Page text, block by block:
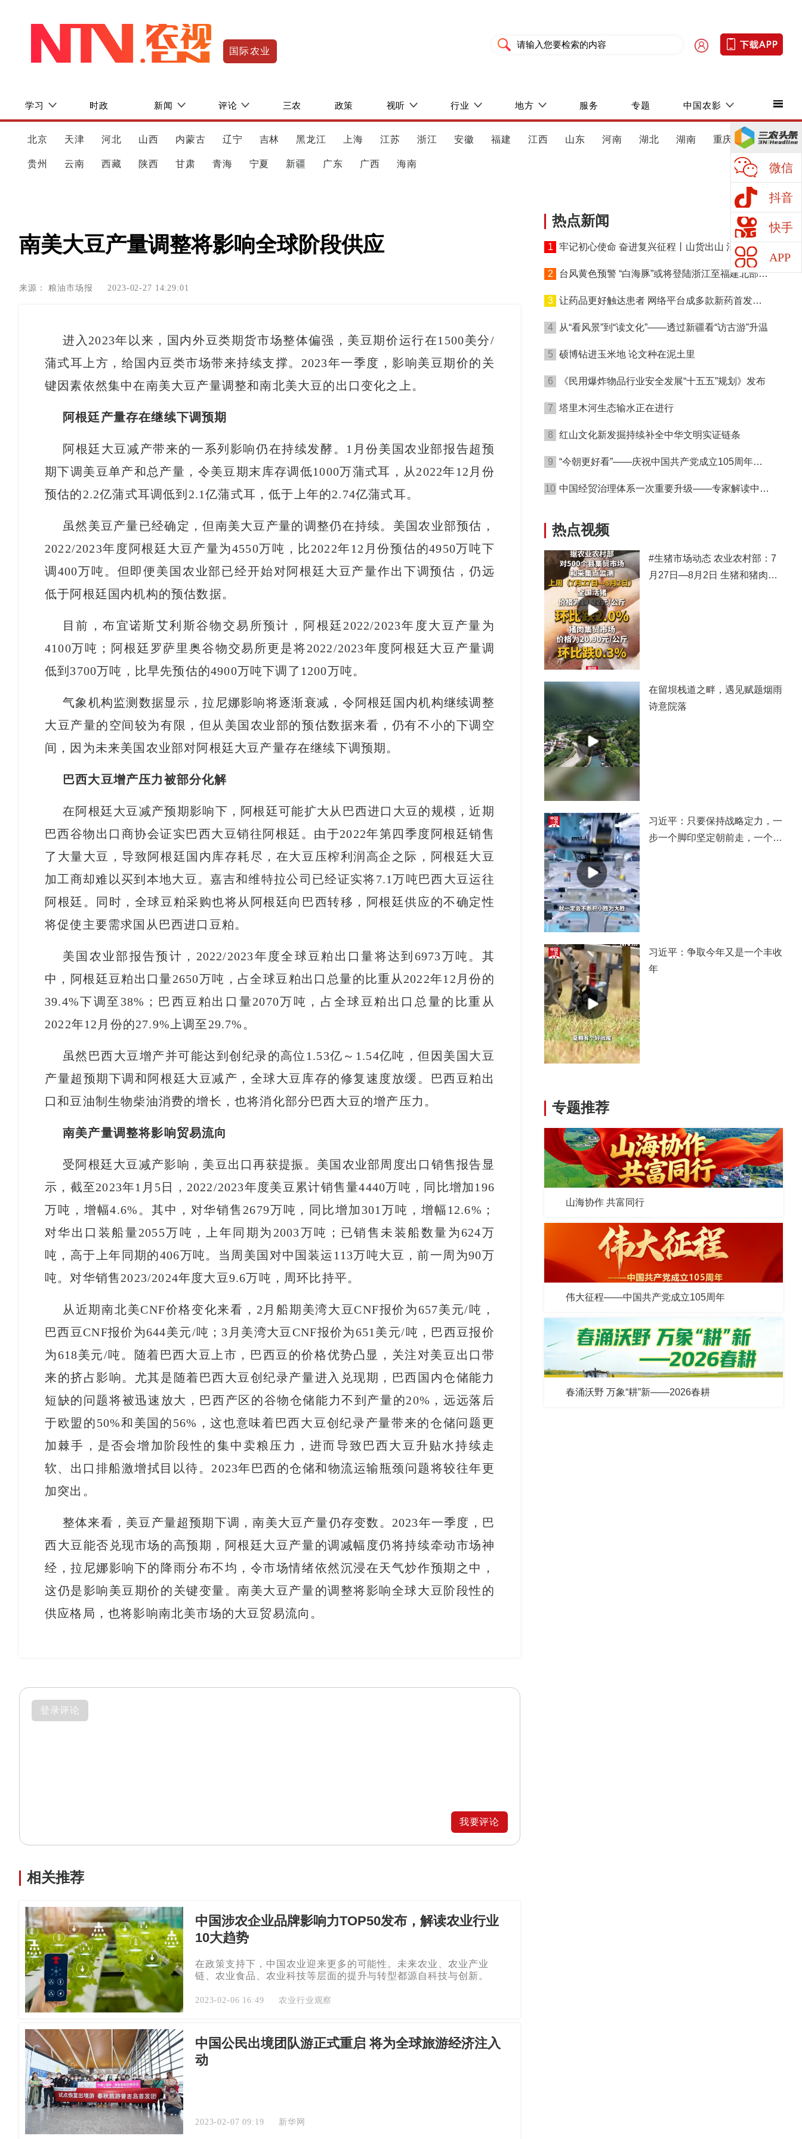
国际农业
学习 时政 新闻 评论 三农 政策 视听 行业 地方 服务 专题 中国农影
北京 天津 河北 山西 内蒙古 辽宁 吉林 黑龙江 上海 江苏 浙江 安徽 福建 江西 山东 河南 湖北 湖南 重庆 四川
贵州 云南 西藏 陕西 甘肃 青海 宁夏 新疆 广东 广西 海南 微信
抖音
快手
APP
南美大豆产量调整将影响全球阶段供应
来源：粮油市场报 2023-02-27 14:29:01
进入2023年以来，国内外豆类期货市场整体偏强，美豆期价运行在1500美分/
蒲式耳上方，给国内豆类市场带来持续支撑。2023年一季度，影响美豆期价的关
键因素依然集中在南美大豆产量调整和南北美大豆的出口变化之上。
阿根廷产量存在继续下调预期
阿根廷大豆减产带来的一系列影响仍在持续发酵。1月份美国农业部报告超预
期下调美豆单产和总产量，令美豆期末库存调低1000万蒲式耳，从2022年12月份
预估的2.2亿蒲式耳调低到2.1亿蒲式耳，低于上年的2.74亿蒲式耳。
虽然美豆产量已经确定，但南美大豆产量的调整仍在持续。美国农业部预估，
2022/2023年度阿根廷大豆产量为4550万吨，比2022年12月份预估的4950万吨下
调400万吨。但即便美国农业部已经开始对阿根廷大豆产量作出下调预估，仍远
低于阿根廷国内机构的预估数据。
目前，布宜诺斯艾利斯谷物交易所预计，阿根廷2022/2023年度大豆产量为
4100万吨；阿根廷罗萨里奥谷物交易所更是将2022/2023年度阿根廷大豆产量调
低到3700万吨，比早先预估的4900万吨下调了1200万吨。
气象机构监测数据显示，拉尼娜影响将逐渐衰减，令阿根廷国内机构继续调整
大豆产量的空间较为有限，但从美国农业部的预估数据来看，仍有不小的下调空
间，因为未来美国农业部对阿根廷大豆产量存在继续下调预期。
巴西大豆增产压力被部分化解
在阿根廷大豆减产预期影响下，阿根廷可能扩大从巴西进口大豆的规模，近期
巴西谷物出口商协会证实巴西大豆销往阿根廷。由于2022年第四季度阿根廷销售
了大量大豆，导致阿根廷国内库存耗尽，在大豆压榨利润高企之际，阿根廷大豆
加工商却难以买到本地大豆。嘉吉和维特拉公司已经证实将7.1万吨巴西大豆运往
阿根廷。同时，全球豆粕采购也将从阿根廷向巴西转移，阿根廷供应的不确定性
将促使主要需求国从巴西进口豆粕。
美国农业部报告预计，2022/2023年度全球豆粕出口量将达到6973万吨。其
中，阿根廷豆粕出口量2650万吨，占全球豆粕出口总量的比重从2022年12月份的
39.4%下调至38%；巴西豆粕出口量2070万吨，占全球豆粕出口总量的比重从
2022年12月份的27.9%上调至29.7%。
虽然巴西大豆增产并可能达到创纪录的高位1.53亿～1.54亿吨，但因美国大豆
产量超预期下调和阿根廷大豆减产，全球大豆库存的修复速度放缓。巴西豆粕出
口和豆油制生物柴油消费的增长，也将消化部分巴西大豆的增产压力。
南美产量调整将影响贸易流向
受阿根廷大豆减产影响，美豆出口再获提振。美国农业部周度出口销售报告显
示，截至2023年1月5日，2022/2023年度美豆累计销售量4440万吨，同比增加196
万吨，增幅4.6%。其中，对华销售2679万吨，同比增加301万吨，增幅12.6%；
对华出口装船量2055万吨，上年同期为2003万吨；已销售未装船数量为624万
吨，高于上年同期的406万吨。当周美国对中国装运113万吨大豆，前一周为90万
吨。对华销售2023/2024年度大豆9.6万吨，周环比持平。
从近期南北美CNF价格变化来看，2月船期美湾大豆CNF报价为657美元/吨，
巴西豆CNF报价为644美元/吨；3月美湾大豆CNF报价为651美元/吨，巴西豆报价
为618美元/吨。随着巴西大豆上市，巴西豆的价格优势凸显，关注对美豆出口带
来的挤占影响。尤其是随着巴西大豆创纪录产量进入兑现期，巴西国内仓储能力
短缺的问题将被迅速放大，巴西产区的谷物仓储能力不到产量的20%，远远落后
于欧盟的50%和美国的56%，这也意味着巴西大豆创纪录产量带来的仓储问题更
加棘手，是否会增加阶段性的集中卖粮压力，进而导致巴西大豆升贴水持续走
软、出口排船激增拭目以待。2023年巴西的仓储和物流运输瓶颈问题将较往年更
加突出。
整体来看，美豆产量超预期下调，南美大豆产量仍存变数。2023年一季度，巴
西大豆能否兑现市场的高预期，阿根廷大豆产量的调减幅度仍将持续牵动市场神
经，拉尼娜影响下的降雨分布不均，令市场情绪依然沉浸在天气炒作预期之中，
这仍是影响美豆期价的关键变量。南美大豆产量的调整将影响全球大豆阶段性的
供应格局，也将影响南北美市场的大豆贸易流向。
登录评论
我要评论
相关推荐
中国涉农企业品牌影响力TOP50发布，解读农业行业
10大趋势
在政策支持下，中国农业迎来更多的可能性。未来农业、农业产业
链、农业食品、农业科技等层面的提升与转型都源自科技与创新。
2023-02-06 16:49 农业行业观察
中国公民出境团队游正式重启 将为全球旅游经济注入
动
2023-02-07 09:19 新华网
热点新闻
1
牢记初心使命 奋进复兴征程丨山货出山 消费进山
2
台风黄色预警 “白海豚”或将登陆浙江至福建北部沿
3
让药品更好触达患者 网络平台成多款新药首发渠
4
从“看风景”到“读文化”——透过新疆看“访古游”升温
5 硕博钻进玉米地 论文种在泥土里
6 《民用爆炸物品行业安全发展“十五五”规划》发布
7 塔里木河生态输水正在进行
8 红山文化新发掘持续补全中华文明实证链条
9
“今朝更好看”——庆祝中国共产党成立105周年名
10 中国经贸治理体系一次重要升级——专家解读中国
热点视频
#生猪市场动态 农业农村部：7
月27日—8月2日 生猪和猪肉价
在留坝栈道之畔，遇见赋题烟雨
诗意院落
习近平：只要保持战略定力，一
步一个脚印坚定朝前走，一个阶
习近平：争取今年又是一个丰收
年
专题推荐
山海协作 共富同行
伟大征程——中国共产党成立105周年
春涌沃野 万象“耕”新——2026春耕